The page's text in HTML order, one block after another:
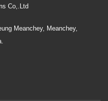
Co,.Ltd
Meanchey, Meanchey,